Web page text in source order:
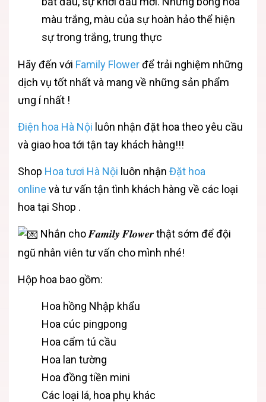
màu trắng, màu của sự hoàn hảo thể hiện
sự trong trắng, trung thực
Hãy đến với Family Flowerđể trải nghiệm những
dịch vụ tốt nhất và mang về những sản phẩm
ưng í nhất !
Điện hoa Hà Nội luôn nhận đặt hoa theo yêu cầu
và giao hoa tới tận tay khách hàng!!!
Shop Hoa tươi Hà Nội luôn nhận Đặt hoa
online và tư vấn tận tình khách hàng về các loại
hoa tại Shop .
Nhắn cho𝑭𝒂𝒎𝒊𝒍𝒚 𝑭𝒍𝒐𝒘𝒆𝒓thật sớm để đội
ngũ nhân viên tư vấn cho mình nhé!
Hộp hoa bao gồm:
Hoa hồng Nhập khẩu
Hoa cúc pingpong
Hoa cẩm tú cầu
Hoa lan tường
Hoa đồng tiền mini
Các loại lá, hoa phụ khác